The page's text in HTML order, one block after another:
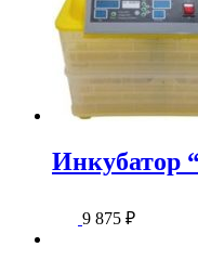
Инкубатор
9 875 ₽